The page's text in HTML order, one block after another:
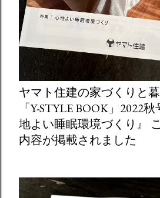
ヤマト住建の家づくりと
「Y-STYLE BOOK」2022
地よい睡眠環境づくり』
内容が掲載されました